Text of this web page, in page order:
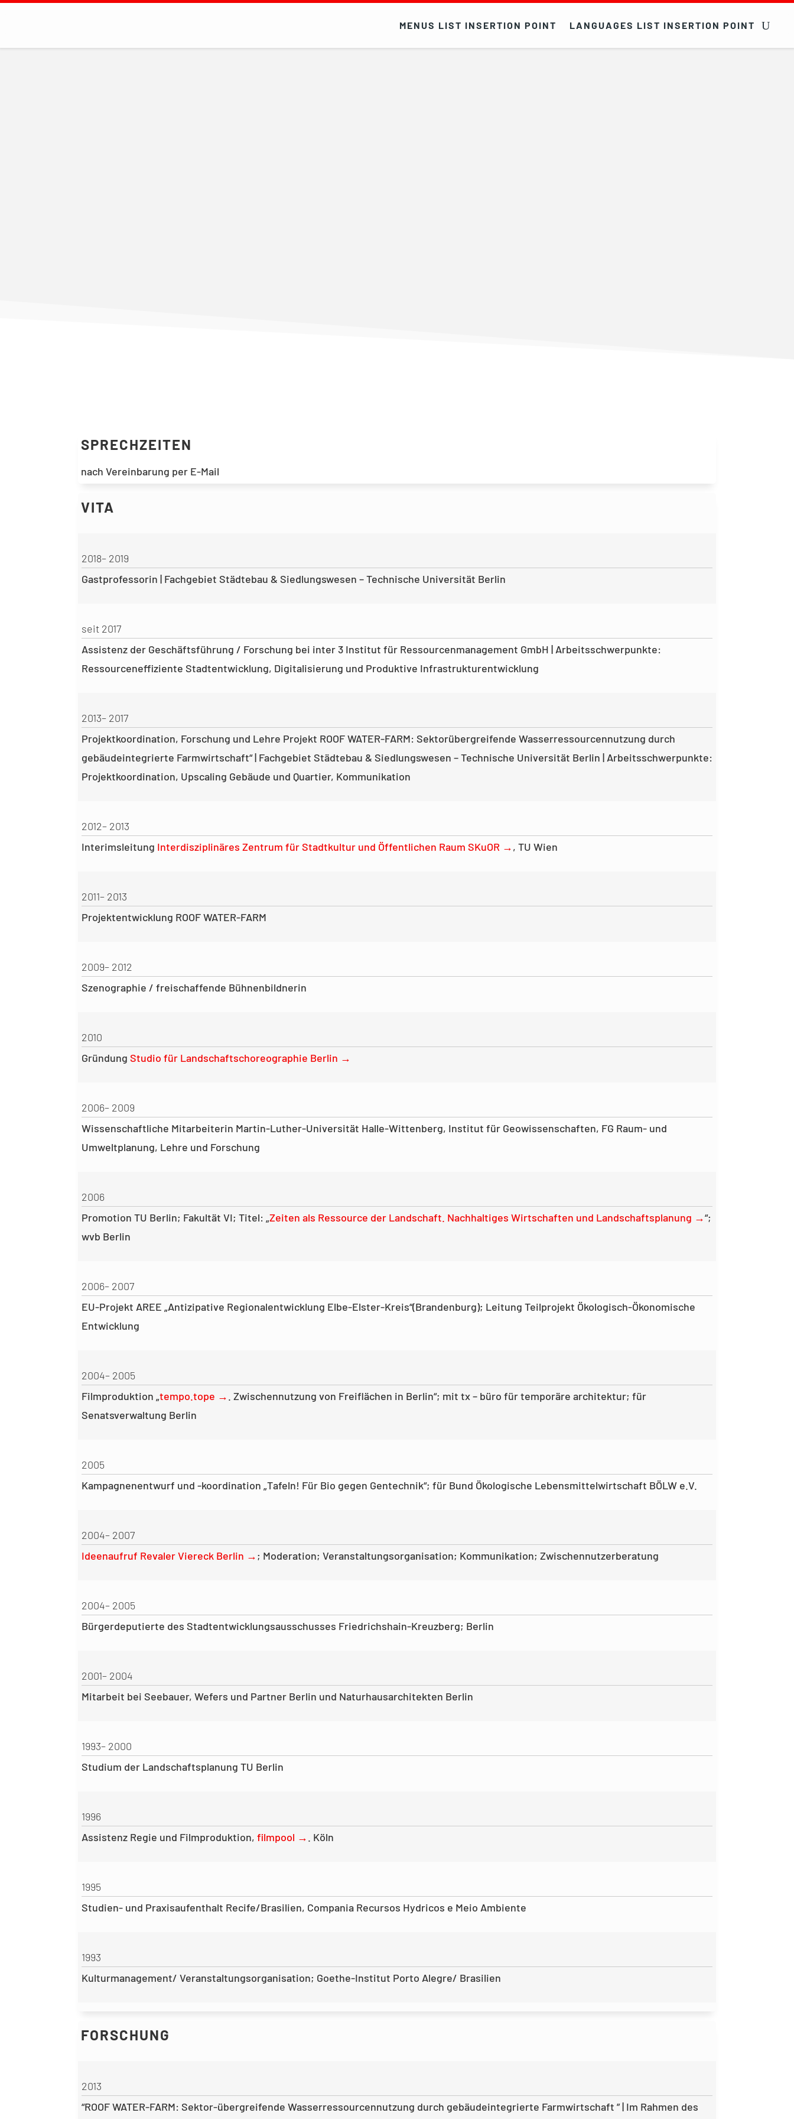
MENUS LIST INSERTION POINT LANGUAGES LIST INSERTION POINT
SPRECHZEITEN
nach Vereinbarung per E-Mail
VITA
2018– 2019
Gastprofessorin | Fachgebiet Städtebau & Siedlungswesen – Technische Universität Berlin
seit 2017
Assistenz der Geschäftsführung / Forschung bei inter 3 Institut für Ressourcenmanagement GmbH | Arbeitsschwerpunkte:
Ressourceneffiziente Stadtentwicklung, Digitalisierung und Produktive Infrastrukturentwicklung
2013– 2017
Projektkoordination, Forschung und Lehre Projekt ROOF WATER-FARM: Sektorübergreifende Wasserressourcennutzung durch
gebäudeintegrierte Farmwirtschaft“ | Fachgebiet Städtebau & Siedlungswesen – Technische Universität Berlin | Arbeitsschwerpunkte:
Projektkoordination, Upscaling Gebäude und Quartier, Kommunikation
2012– 2013
Interimsleitung Interdisziplinäres Zentrum für Stadtkultur und Öffentlichen Raum SKuOR →, TU Wien
2011– 2013
Projektentwicklung ROOF WATER-FARM
2009– 2012
Szenographie / freischaffende Bühnenbildnerin
2010
Gründung Studio für Landschaftschoreographie Berlin →
2006– 2009
Wissenschaftliche Mitarbeiterin Martin-Luther-Universität Halle-Wittenberg, Institut für Geowissenschaften, FG Raum- und
Umweltplanung, Lehre und Forschung
2006
Promotion TU Berlin; Fakultät VI; Titel: „Zeiten als Ressource der Landschaft. Nachhaltiges Wirtschaften und Landschaftsplanung →“;
wvb Berlin
2006– 2007
EU-Projekt AREE „Antizipative Regionalentwicklung Elbe-Elster-Kreis“(Brandenburg); Leitung Teilprojekt Ökologisch-Ökonomische
Entwicklung
2004– 2005
Filmproduktion „tempo.tope → . Zwischennutzung von Freiflächen in Berlin“; mit tx – büro für temporäre architektur; für
Senatsverwaltung Berlin
2005
Kampagnenentwurf und -koordination „Tafeln! Für Bio gegen Gentechnik“; für Bund Ökologische Lebensmittelwirtschaft BÖLW e.V.
2004– 2007
Ideenaufruf Revaler Viereck Berlin →; Moderation; Veranstaltungsorganisation; Kommunikation; Zwischennutzerberatung
2004– 2005
Bürgerdeputierte des Stadtentwicklungsausschusses Friedrichshain-Kreuzberg; Berlin
2001– 2004
Mitarbeit bei Seebauer, Wefers und Partner Berlin und Naturhausarchitekten Berlin
1993– 2000
Studium der Landschaftsplanung TU Berlin
1996
Assistenz Regie und Filmproduktion, filmpool → . Köln
1995
Studien- und Praxisaufenthalt Recife/Brasilien, Compania Recursos Hydricos e Meio Ambiente
1993
Kulturmanagement/ Veranstaltungsorganisation; Goethe-Institut Porto Alegre/ Brasilien
FORSCHUNG
2013
“ROOF WATER-FARM: Sektor-übergreifende Wasserressourcennutzung durch gebäudeintegrierte Farmwirtschaft ” | Im Rahmen des